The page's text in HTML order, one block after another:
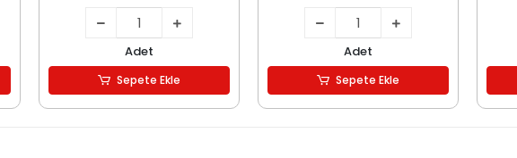
Adet
Sepete Ekle
Adet
Sepete Ekle